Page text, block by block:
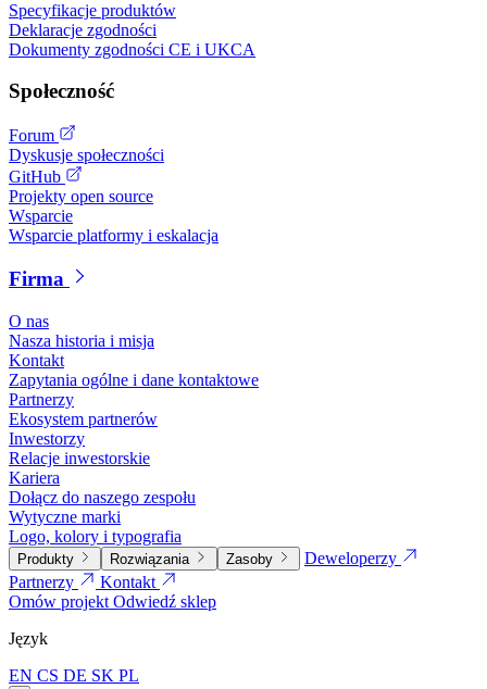
Specyfikacje produktów
Deklaracje zgodności
Dokumenty zgodności CE i UKCA
Społeczność
Forum
Dyskusje społeczności
GitHub
Projekty open source
Wsparcie
Wsparcie platformy i eskalacja
Firma
O nas
Nasza historia i misja
Kontakt
Zapytania ogólne i dane kontaktowe
Partnerzy
Ekosystem partnerów
Inwestorzy
Relacje inwestorskie
Kariera
Dołącz do naszego zespołu
Wytyczne marki
Logo, kolory i typografia
Produkty Rozwiązania Zasoby
Deweloperzy
Partnerzy
Kontakt
Omów projektOdwiedź sklep
Język
EN CS DE SK PL